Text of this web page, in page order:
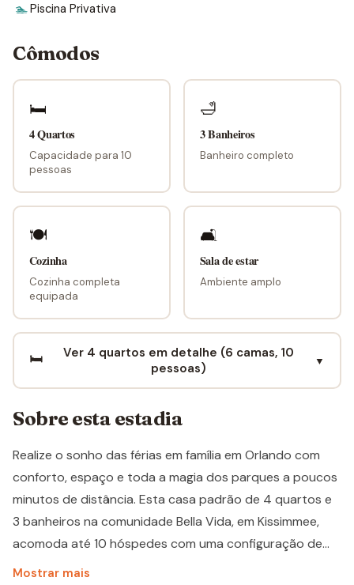
🏊Piscina Privativa
Cômodos
🛏
4 Quartos
Capacidade para 10
pessoas
🛁
3 Banheiros
Banheiro completo
🍽
Cozinha
Cozinha completa
equipada
🛋
Sala de estar
Ambiente amplo
🛏️
Ver 4 quartos em detalhe (6 camas, 10
pessoas)
▼
Sobre esta estadia
Realize o sonho das férias em família em Orlando com
conforto, espaço e toda a magia dos parques a poucos
minutos de distância. Esta casa padrão de 4 quartos e
3 banheiros na comunidade Bella Vida, em Kissimmee,
acomoda até 10 hóspedes com uma configuração de
camas versátil que atende bem a grupos maiores ou até
Mostrar mais